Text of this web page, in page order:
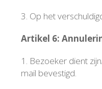
3. Op het
Artikel 6:
1. Bezoeker dient
mail bevestigd.